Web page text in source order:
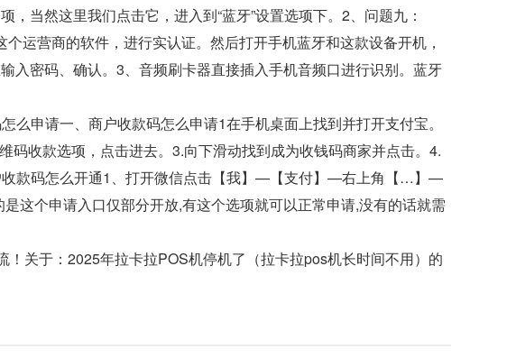
，当然这里我们点击它，进入到“蓝牙”设置选项下。2、问题九：
运营商的软件，进行实认证。然后打开手机蓝牙和这款设备开机，
入密码、确认。3、音频刷卡器直接插入手机音频口进行识别。蓝牙
申请一、商户收款码怎么申请1在手机桌面上找到并打开支付宝。
收款选项，点击进去。3.向下滑动找到成为收钱码商家并点击。4.
收款码怎么开通1、打开微信点击【我】—【支付】—右上角【…】—
这个申请入口仅部分开放,有这个选项就可以正常申请,没有的话就需
！关于： 2025年拉卡拉POS机停机了（拉卡拉pos机长时间不用） 的